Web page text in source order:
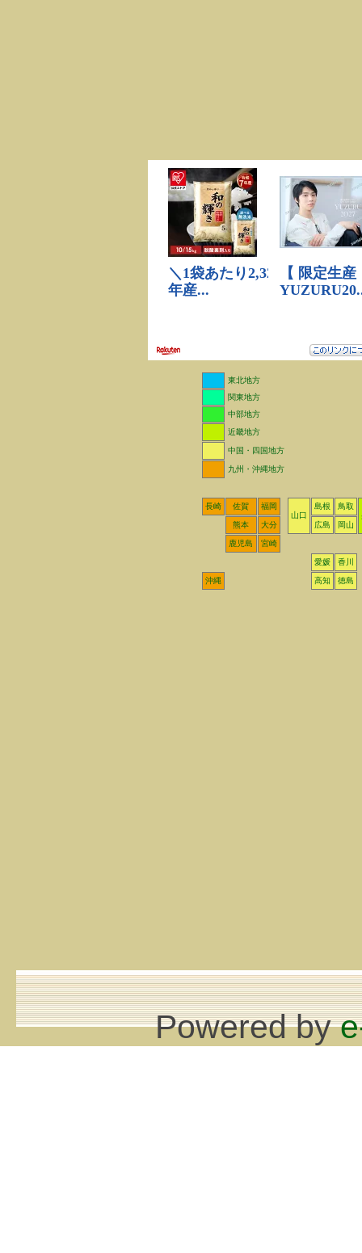
東北地方
関東地方
中部地方
近畿地方
中国・四国地方
九州・沖縄地方
長崎 佐賀
福岡
山口
島根
鳥取
熊本
大分 広島 岡山
鹿児島 宮崎
愛媛 香川
沖縄 高知 徳島
Powered by